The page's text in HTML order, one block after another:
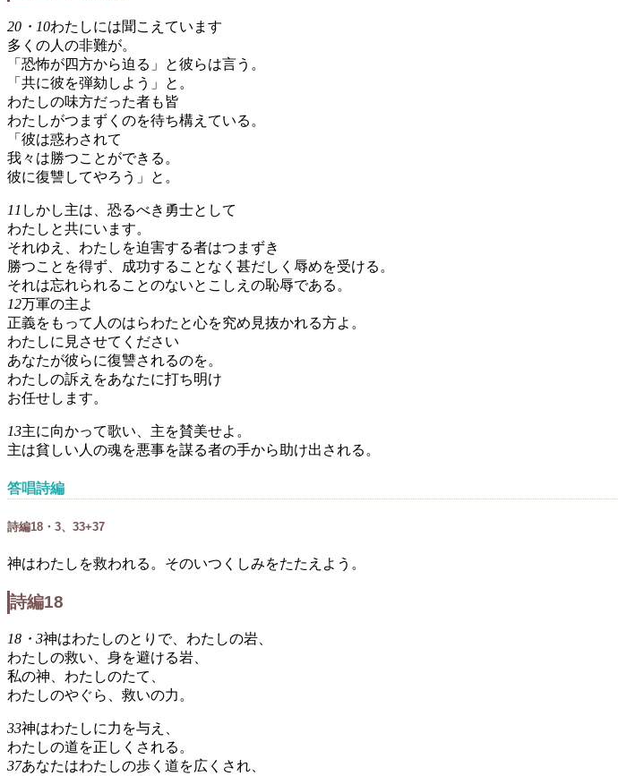
20・10わたしには聞こえています
多くの人の非難が。
「恐怖が四方から迫る」と彼らは言う。
「共に彼を弾劾しよう」と。
わたしの味方だった者も皆
わたしがつまずくのを待ち構えている。
「彼は惑わされて
我々は勝つことができる。
彼に復讐してやろう」と。
11 しかし主は、恐るべき勇士として
わたしと共にいます。
それゆえ、わたしを迫害する者はつまずき
勝つことを得ず、成功することなく甚だしく辱めを受ける。
それは忘れられることのないとこしえの恥辱である。
12万軍の主よ
正義をもって人のはらわたと心を究め見抜かれる方よ。
わたしに見させてください
あなたが彼らに復讐されるのを。
わたしの訴えをあなたに打ち明け
お任せします。
13主に向かって歌い、主を賛美せよ。
主は貧しい人の魂を悪事を謀る者の手から助け出される。
答唱詩編
詩編18・3、33+37
神はわたしを救われる。そのいつくしみをたたえよう。
詩編18
18・3神はわたしのとりで、わたしの岩、
わたしの救い、身を避ける岩、
私の神、わたしのたて、
わたしのやぐら、救いの力。
33神はわたしに力を与え、
わたしの道を正しくされる。
37あなたはわたしの歩く道を広くされ、